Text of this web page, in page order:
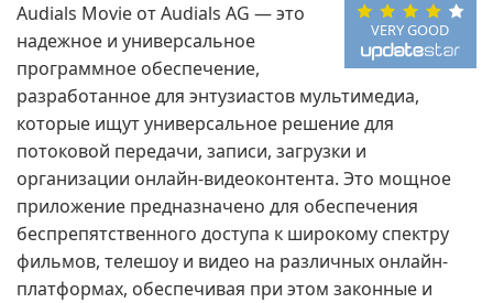
VERY GOOD
Audials Movie от Audials AG — это
надежное и универсальное
программное обеспечение,
разработанное для энтузиастов мультимедиа,
которые ищут универсальное решение для
потоковой передачи, записи, загрузки и
организации онлайн-видеоконтента. Это мощное
приложение предназначено для обеспечения
беспрепятственного доступа к широкому спектру
фильмов, телешоу и видео на различных онлайн-
платформах, обеспечивая при этом законные и